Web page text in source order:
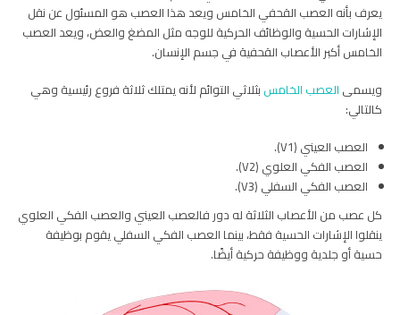
يعرف بأنه العصب القحفي الخامس ويعد هذا العصب هو المسئول عن نقل
الإشارات الحسية والوظائف الحركية للوجه مثل المضغ والعض، ويعد العصب
الخامس أكبر الأعصاب القحفية في جسم الإنسان.
ويسمى العصب الخامس بثلاثي التوائم لأنه يمتلك ثلاثة فروع رئيسية وهي
كالتالي:
العصب العيني (V1).
العصب الفكي العلوي (V2).
العصب الفكي السفلي (V3).
كل عصب من الأعصاب الثلاثة له دور فالعصب العيني والعصب الفكي العلوي
ينقلوا الإشارات الحسية فقط، بينما العصب الفكي السفلي يقوم بوظيفة
حسية أو جلدية ووظيفة حركية أيضًا.